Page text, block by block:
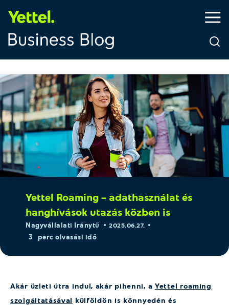
Yettel Roaming – adathasználat és
hanghívások utazás közben is
Nagyvállalati Iránytű 2025.06.27.
3 perc olvasási idő
Akár üzleti útra indul, akár pihenni, a Yettel roaming
szolgáltatásával külföldön is könnyedén és